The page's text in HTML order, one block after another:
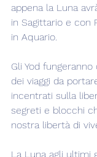
appena la Luna
in Sagittario e con
in Aquario.
Gli Yod
dei viaggi da
incentrati sulla
segreti e blocchi
nostra libertà di
La Luna agli ultimi